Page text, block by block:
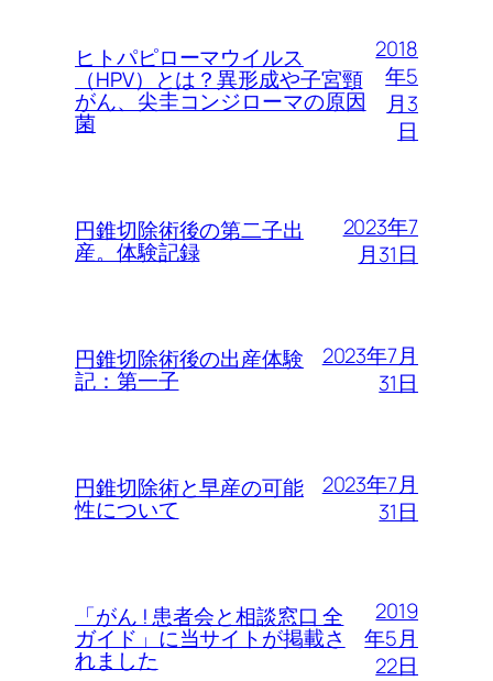
ヒトパピローマウイルス
（HPV）とは？異形成や子宮頸
がん、尖圭コンジローマの原因
菌
2018
年5
月3
日
円錐切除術後の第二子出
産。体験記録
2023年7
月31日
円錐切除術後の出産体験
記：第一子
2023年7月
31日
円錐切除術と早産の可能
性について
2023年7月
31日
「がん ! 患者会と相談窓口 全
ガイド」に当サイトが掲載さ
れました
2019
年5月
22日